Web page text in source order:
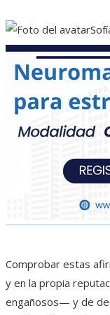
Comprobar estas
y en la propia
engañosos— y de